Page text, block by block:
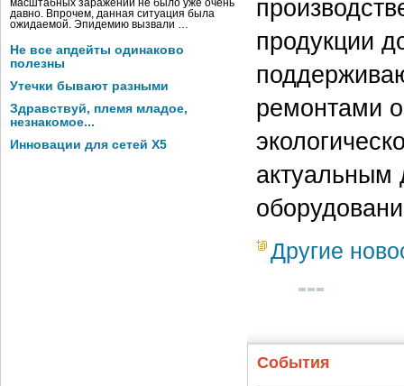
масштабных заражений не было уже очень
давно. Впрочем, данная ситуация была
ожидаемой. Эпидемию вызвали …
Не все апдейты одинаково
полезны
Утечки бывают разными
Здравствуй, племя младое,
незнакомое...
Инновации для сетей X5
продукции
ремонтами
актуальным
Другие
События